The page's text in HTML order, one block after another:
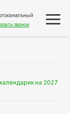
звонок
на 2027